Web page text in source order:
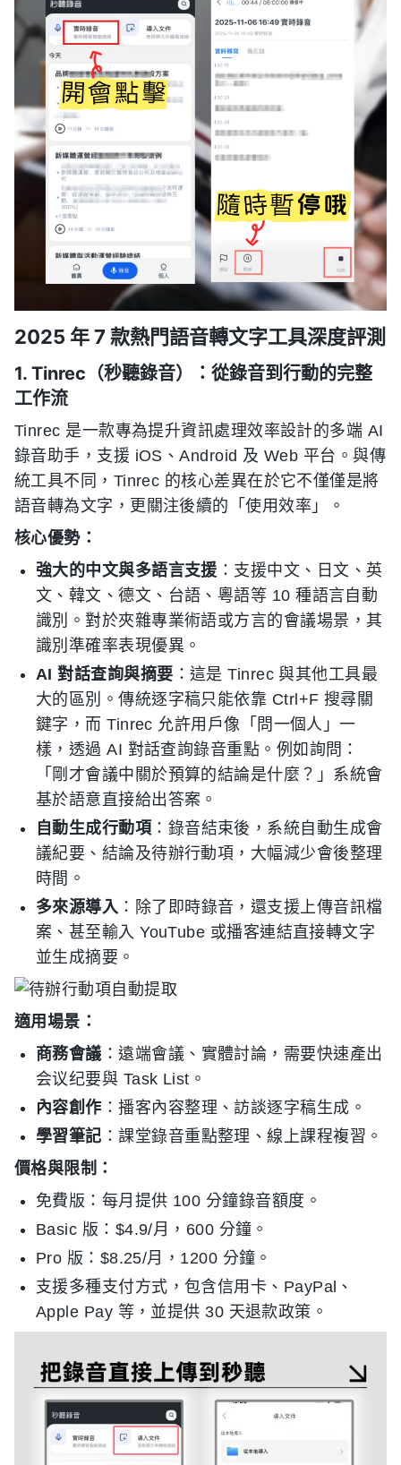
2025 年 7 款熱門語音轉文字工具深度評測
1. Tinrec（秒聽錄音）：從錄音到行動的完整
工作流
Tinrec 是一款專為提升資訊處理效率設計的多端 AI
錄音助手，支援 iOS、Android 及 Web 平台。與傳
統工具不同，Tinrec 的核心差異在於它不僅僅是將
語音轉為文字，更關注後續的「使用效率」。
核心優勢：
強大的中文與多語言支援 ：支援中文、日文、英
文、韓文、德文、台語、粵語等 10 種語言自動
識別。對於夾雜專業術語或方言的會議場景，其
識別準確率表現優異。
AI 對話查詢與摘要 ：這是 Tinrec 與其他工具最
大的區別。傳統逐字稿只能依靠 Ctrl+F 搜尋關
鍵字，而 Tinrec 允許用戶像「問一個人」一
樣，透過 AI 對話查詢錄音重點。例如詢問：
「剛才會議中關於預算的結論是什麼？」系統會
基於語意直接給出答案。
自動生成行動項 ：錄音結束後，系統自動生成會
議紀要、結論及待辦行動項，大幅減少會後整理
時間。
多來源導入 ：除了即時錄音，還支援上傳音訊檔
案、甚至輸入 YouTube 或播客連結直接轉文字
並生成摘要。
適用場景：
商務會議 ：遠端會議、實體討論，需要快速產出
会议纪要與 Task List。
內容創作 ：播客內容整理、訪談逐字稿生成。
學習筆記 ：課堂錄音重點整理、線上課程複習。
價格與限制：
免費版：每月提供 100 分鐘錄音額度。
Basic 版：$4.9/月，600 分鐘。
Pro 版：$8.25/月，1200 分鐘。
支援多種支付方式，包含信用卡、PayPal、
Apple Pay 等，並提供 30 天退款政策。